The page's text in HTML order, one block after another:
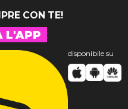
CON TE!
L'APP
disponibile su